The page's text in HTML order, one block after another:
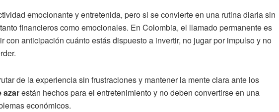
emocionante y entretenida, pero si se convierte en una rutina diaria sin
financieros como emocionales. En Colombia, el llamado permanente es
con anticipación cuánto estás dispuesto a invertir, no jugar por impulso y no
de la experiencia sin frustraciones y mantener la mente clara ante los
azarestán hechos para el entretenimiento y no deben convertirse en una
económicos.